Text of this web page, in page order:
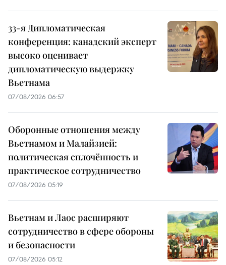
33-я Дипломатическая
конференция: канадский эксперт
высоко оценивает
дипломатическую выдержку
Вьетнама
07/08/2026 06:57
Оборонные отношения между
Вьетнамом и Малайзией:
политическая сплочённость и
практическое сотрудничество
07/08/2026 05:19
Вьетнам и Лаос расширяют
сотрудничество в сфере обороны
и безопасности
07/08/2026 05:12